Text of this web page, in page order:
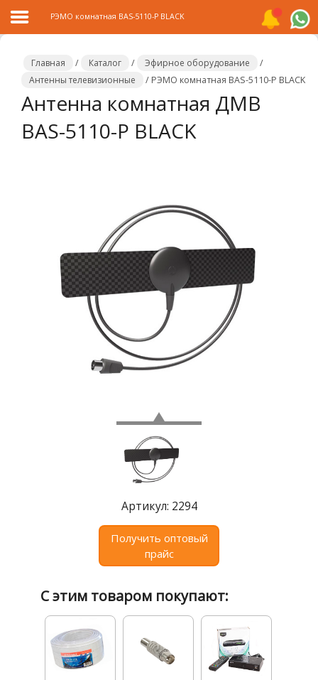
Главная
Каталог
Сотрудничество
РЭМО комнатная BAS-5110-P BLACK
Главная / Каталог / Эфирное оборудование
/
Антенны телевизионные
/ РЭМО комнатная BAS-5110-P BLACK
Антенна комнатная ДМВ
BAS-5110-P BLACK
Артикул: 2294
Получить оптовый
прайс
С этим товаром покупают: